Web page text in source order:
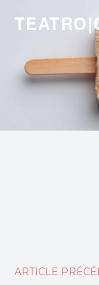
content
ARTICLE